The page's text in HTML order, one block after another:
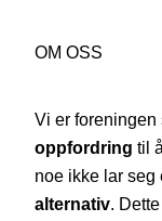
OM OSS
Vi er foreningen
oppfordring til
noe ikke lar seg
alternativ.